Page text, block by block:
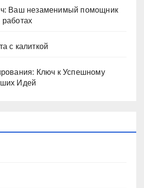
Ваш незаменимый помощник
с калиткой
Ключ к Успешному
Идей